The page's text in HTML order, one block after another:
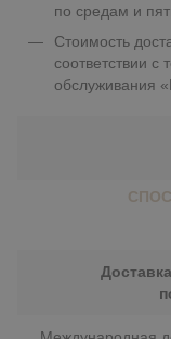
по средам и
Стоимость
соответствии
обслуживания